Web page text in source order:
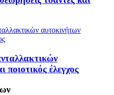
ποιοτικός έλεγχος